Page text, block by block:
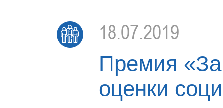
18.07.2019
Премия «За
оценки